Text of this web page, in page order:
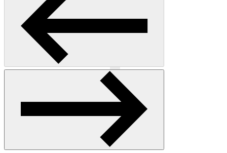
Précédent